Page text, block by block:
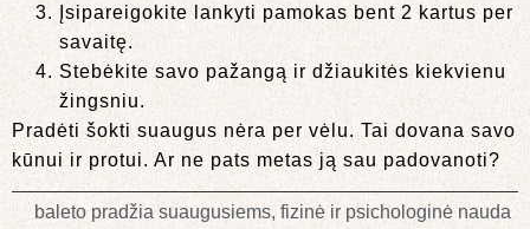
Įsipareigokite lankyti pamokas bent 2 kartus per
savaitę.
Stebėkite savo pažangą ir džiaukitės kiekvienu
žingsniu.
Pradėti šokti suaugus nėra per vėlu. Tai dovana savo
kūnui ir protui. Ar ne pats metas ją sau padovanoti?
baleto pradžia suaugusiems, fizinė ir psichologinė nauda